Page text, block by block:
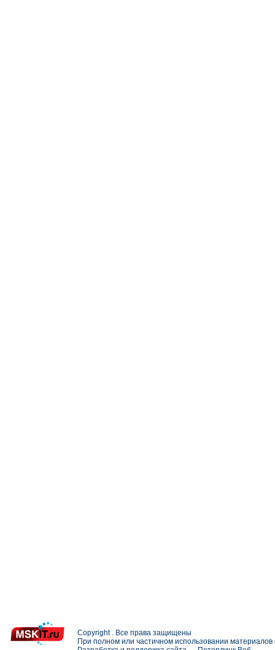
Copyright . Все права защищены
При полном или частичном использовании